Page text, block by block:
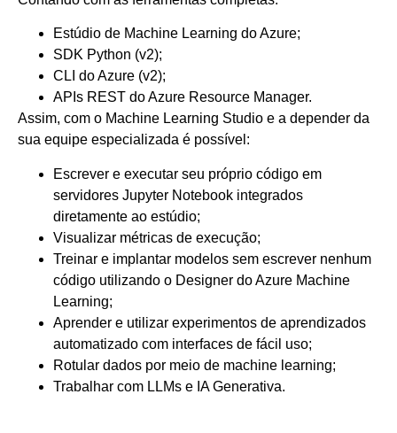
Estúdio de Machine Learning do Azure;
SDK Python (v2);
CLI do Azure (v2);
APIs REST do Azure Resource Manager.
Assim, com o Machine Learning Studio e a depender da
sua equipe especializada é possível:
Escrever e executar seu próprio código em
servidores Jupyter Notebook integrados
diretamente ao estúdio;
Visualizar métricas de execução;
Treinar e implantar modelos sem escrever nenhum
código utilizando o Designer do Azure Machine
Learning;
Aprender e utilizar experimentos de aprendizados
automatizado com interfaces de fácil uso;
Rotular dados por meio de machine learning;
Trabalhar com LLMs e IA Generativa.